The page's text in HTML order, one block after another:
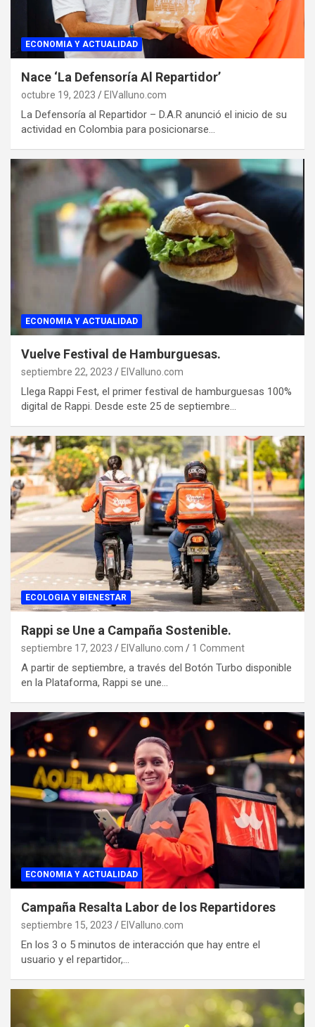
ECONOMIA Y ACTUALIDAD
Nace ‘La Defensoría Al Repartidor’
octubre 19, 2023 ElValluno.com
La Defensoría al Repartidor – D.A.R anunció el inicio de su
actividad en Colombia para posicionarse…
ECONOMIA Y ACTUALIDAD
Vuelve Festival de Hamburguesas.
septiembre 22, 2023 ElValluno.com
Llega Rappi Fest, el primer festival de hamburguesas 100%
digital de Rappi. Desde este 25 de septiembre…
ECOLOGIA Y BIENESTAR
Rappi se Une a Campaña Sostenible.
septiembre 17, 2023 ElValluno.com 1 Comment
A partir de septiembre, a través del Botón Turbo disponible
en la Plataforma, Rappi se une…
ECONOMIA Y ACTUALIDAD
Campaña Resalta Labor de los Repartidores
septiembre 15, 2023 ElValluno.com
En los 3 o 5 minutos de interacción que hay entre el
usuario y el repartidor,…